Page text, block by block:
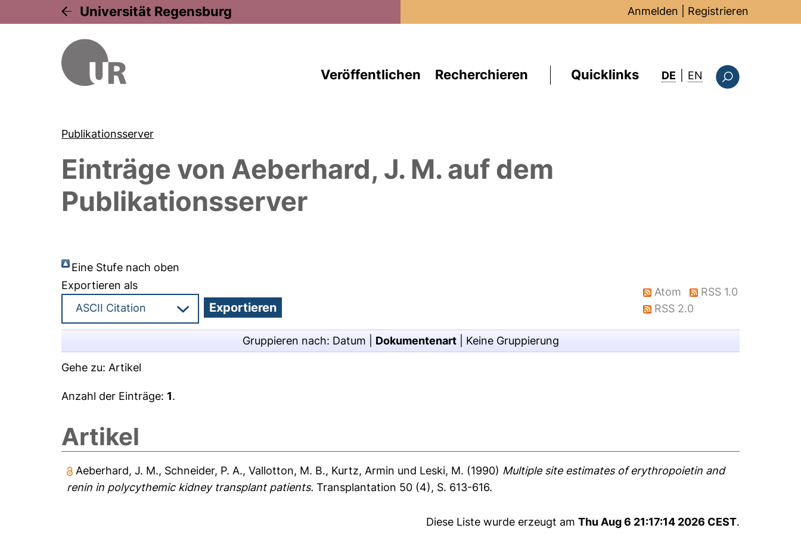
Universität Regensburg Anmelden Registrieren
Veröffentlichen Recherchieren Quicklinks DE EN : this page in
Publikationsserver
Einträge von Aeberhard, J. M. auf dem
Publikationsserver
Eine Stufe nach oben
Exportieren als
Atom
RSS 1.0
RSS 2.0
Gruppieren nach: Datum Dokumentenart| Keine Gruppierung
Gehe zu: Artikel
Anzahl der Einträge:1.
Artikel
Aeberhard, J. M., Schneider, P. A.,Vallotton, M. B., Kurtz, Armin und Leski, M. (1990) Multiple site estimates of erythropoietin and
renin in polycythemic kidney transplant patients. Transplantation 50 (4), S. 613-616.
Diese Liste wurde erzeugt am Thu Aug 6 21:17:14 2026 CEST.